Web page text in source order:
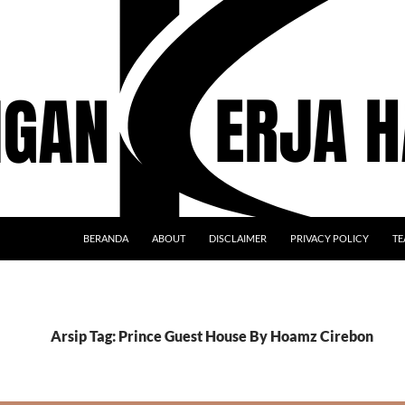
BERANDA ABOUT DISCLAIMER PRIVACY POLICY
Arsip Tag: Prince Guest House By Hoamz Cirebon